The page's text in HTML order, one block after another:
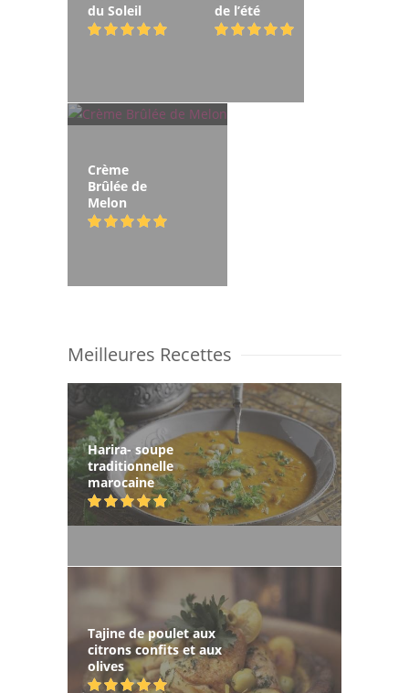
du Soleil
de l’été
Crème
Brûlée de
Melon
Meilleures Recettes
Harira- soupe
traditionnelle
marocaine
Tajine de poulet aux
citrons confits et aux
olives